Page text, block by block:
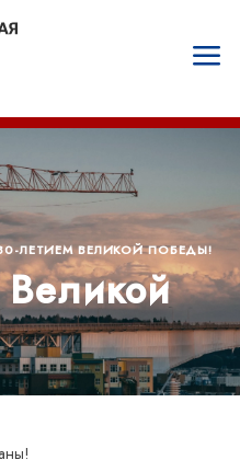
ЛЕТИЕМ ВЕЛИКОЙ ПОБЕДЫ!